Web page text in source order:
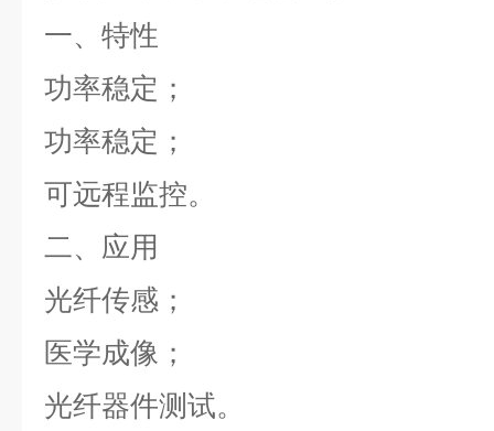
一、特性
功率稳定；
功率稳定；
可远程监控。
二、应用
光纤传感；
医学成像；
光纤器件测试。